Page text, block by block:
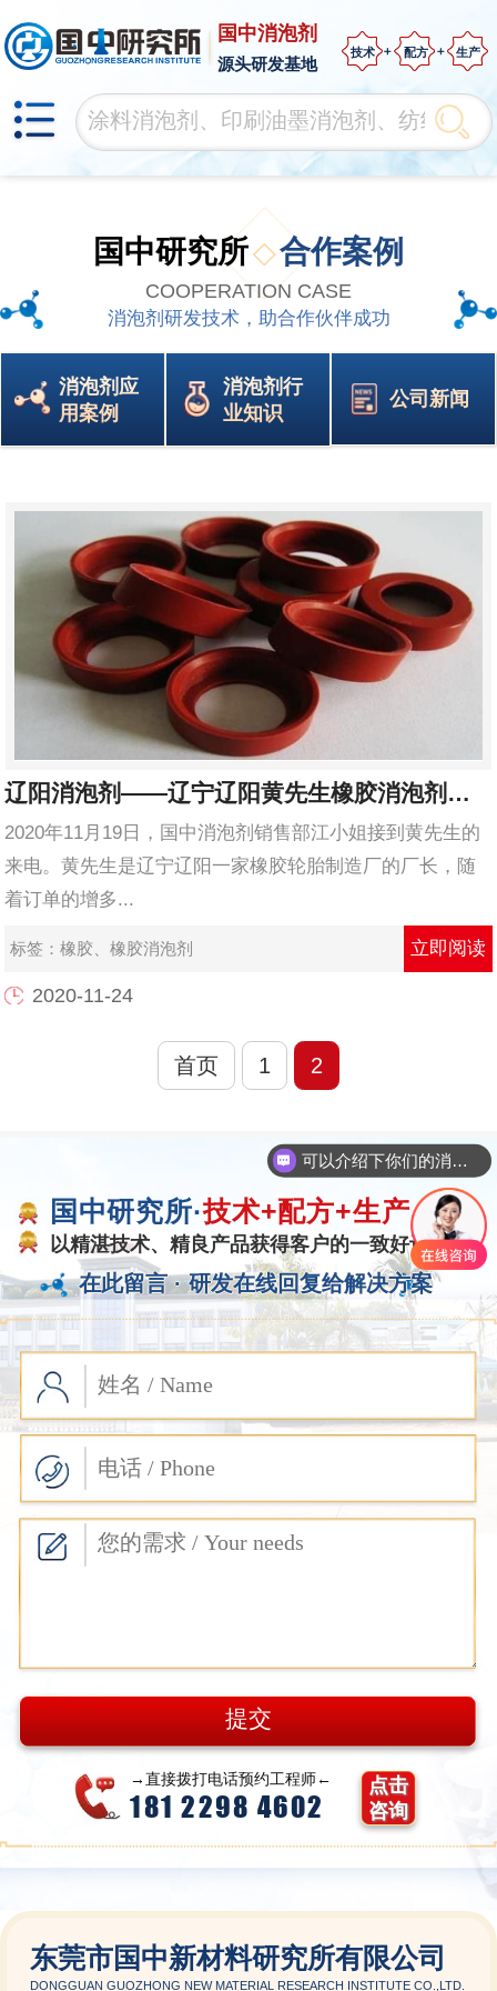
国中消泡剂
源头研发基地
技术 配方 生产
国中研究所合作案例
COOPERATION CASE
消泡剂研发技术，助合作伙伴成功
消泡剂应
用案例
消泡剂行
业知识
公司新闻
辽阳消泡剂——辽宁辽阳黄先生橡胶消泡剂使用...
2020年11月19日，国中消泡剂销售部江小姐接到黄先生的
来电。黄先生是辽宁辽阳一家橡胶轮胎制造厂的厂长，随
着订单的增多...
标签： 橡胶 橡胶消泡剂 立即阅读
2020-11-24
首页 1 2
国中研究所·技术+配方+生产
以精湛技术、精良产品获得客户的一致好评
在此留言 · 研发在线回复给解决方案
→直接拨打电话预约工程师←
181 2298 4602
点击
咨询
东莞市国中新材料研究所有限公司
DONGGUAN GUOZHONG NEW MATERIAL RESEARCH INSTITUTE CO.,LTD.
可以介绍下你们的消泡剂么